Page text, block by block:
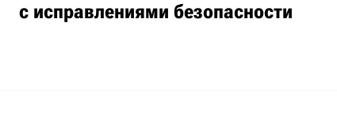
с исправлениями безопасности